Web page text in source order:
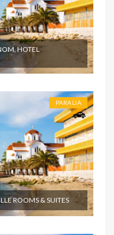
HOTEL
PARALIA
ROOMS & SUITES